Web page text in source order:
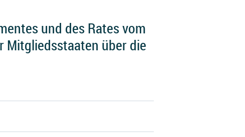
und des Rates vom
Mitgliedsstaaten über die